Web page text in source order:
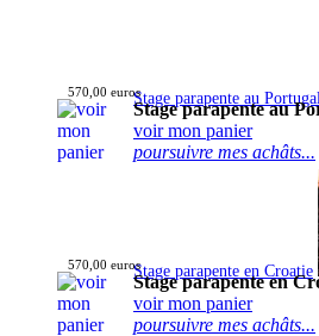
Stage parapente au Portugal
570,00 euros
Stage parapente au
voir mon panier
poursuivre mes achâts...
Stage parapente en Croatie
570,00 euros
Stage parapente en
voir mon panier
poursuivre mes achâts...